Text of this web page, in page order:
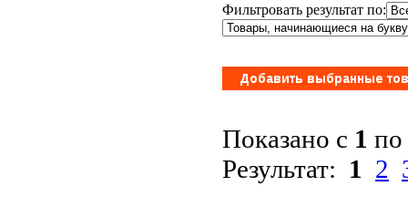
Фильтровать результат по:
Показано с 1 по
Результат: 1 2